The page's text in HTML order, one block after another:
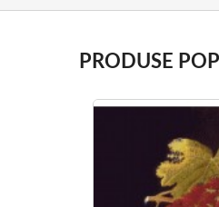
PRODUSE